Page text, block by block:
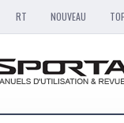
RT NOUVEAU